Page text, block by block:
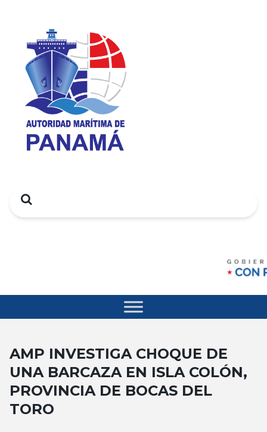
Search
AMP INVESTIGA CHOQUE DE
UNA BARCAZA EN ISLA COLÓN,
PROVINCIA DE BOCAS DEL
TORO